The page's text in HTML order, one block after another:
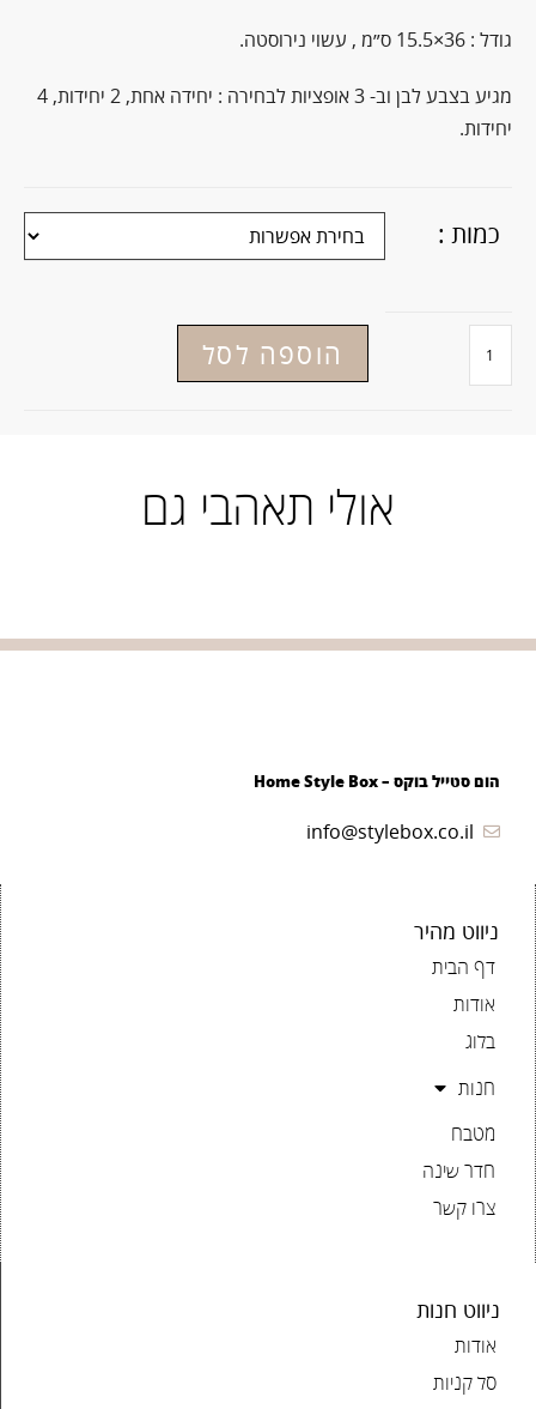
גודל : 36×15.5 ס״מ , עשוי נירוסטה.
מגיע בצבע לבן וב- 3 אופציות לבחירה : יחידה אחת, 2 יחידות, 4
יחידות.
כמות :
הוספה לסל
אולי תאהבי גם
הום סטייל בוקס – Home Style Box
info@stylebox.co.il
ניווט מהיר
דף הבית
אודות
בלוג
חנות
מטבח
חדר שינה
צרו קשר
ניווט חנות
אודות
סל קניות